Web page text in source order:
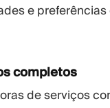
e
completos
de serviços